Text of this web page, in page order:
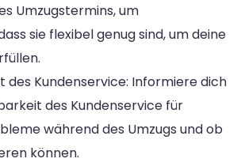
Umzugstermins, um
sie flexibel genug sind, um deine
des Kundenservice: Informiere dich
des Kundenservice für
während des Umzugs und ob
können.